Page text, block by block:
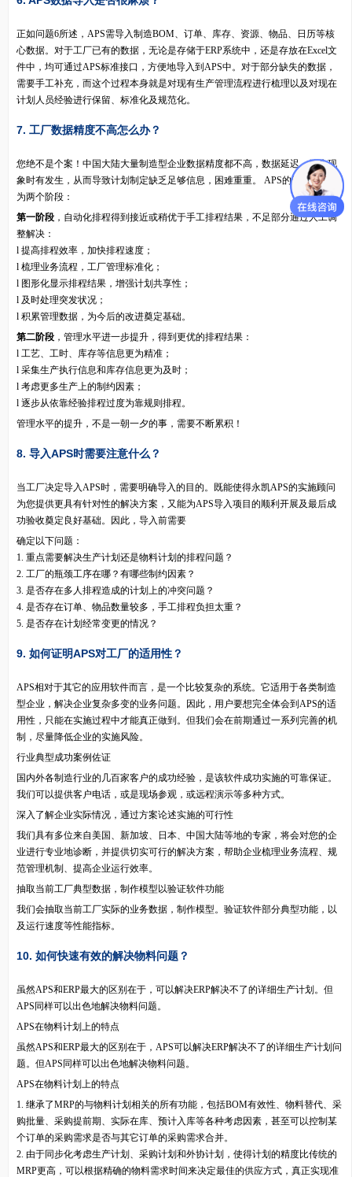
正如问题6所述，APS需导入制造BOM、订单、库存、资源、物品、日历等核
心数据。对于工厂已有的数据，无论是存储于ERP系统中，还是存放在Excel文
件中，均可通过APS标准接口，方便地导入到APS中。对于部分缺失的数据，
需要手工补充，而这个过程本身就是对现有生产管理流程进行梳理以及对现在
计划人员经验进行保留、标准化及规范化。
7. 工厂数据精度不高怎么办？
您绝不是个案！中国大陆大量制造型企业数据精度都不高，数据延迟、缺失现
象时有发生，从而导致计划制定缺乏足够信息，困难重重。 APS的解决之道分
为两个阶段：
第一阶段 ，自动化排程得到接近或稍优于手工排程结果，不足部分通过人工调
整解决：
l 提高排程效率，加快排程速度；
l 梳理业务流程，工厂管理标准化；
l 图形化显示排程结果，增强计划共享性；
l 及时处理突发状况；
l 积累管理数据，为今后的改进奠定基础。
第二阶段 ，管理水平进一步提升，得到更优的排程结果：
l 工艺、工时、库存等信息更为精准；
l 采集生产执行信息和库存信息更为及时；
l 考虑更多生产上的制约因素；
l 逐步从依靠经验排程过度为靠规则排程。
管理水平的提升，不是一朝一夕的事，需要不断累积！
8. 导入APS时需要注意什么？
当工厂决定导入APS时，需要明确导入的目的。既能使得永凯APS的实施顾问
为您提供更具有针对性的解决方案，又能为APS导入项目的顺利开展及最后成
功验收奠定良好基础。因此，导入前需要
确定以下问题：
1. 重点需要解决生产计划还是物料计划的排程问题？
2. 工厂的瓶颈工序在哪？有哪些制约因素？
3. 是否存在多人排程造成的计划上的冲突问题？
4. 是否存在订单、物品数量较多，手工排程负担太重？
5. 是否存在计划经常变更的情况？
9. 如何证明APS对工厂的适用性？
APS相对于其它的应用软件而言，是一个比较复杂的系统。它适用于各类制造
型企业，解决企业复杂多变的业务问题。因此，用户要想完全体会到APS的适
用性，只能在实施过程中才能真正做到。但我们会在前期通过一系列完善的机
制，尽量降低企业的实施风险。
行业典型成功案例佐证
国内外各制造行业的几百家客户的成功经验，是该软件成功实施的可靠保证。
我们可以提供客户电话，或是现场参观，或远程演示等多种方式。
深入了解企业实际情况，通过方案论述实施的可行性
我们具有多位来自美国、新加坡、日本、中国大陆等地的专家，将会对您的企
业进行专业地诊断，并提供切实可行的解决方案，帮助企业梳理业务流程、规
范管理机制、提高企业运行效率。
抽取当前工厂典型数据，制作模型以验证软件功能
我们会抽取当前工厂实际的业务数据，制作模型。验证软件部分典型功能，以
及运行速度等性能指标。
10. 如何快速有效的解决物料问题？
虽然APS和ERP最大的区别在于，可以解决ERP解决不了的详细生产计划。但
APS同样可以出色地解决物料问题。
APS在物料计划上的特点
虽然APS和ERP最大的区别在于，APS可以解决ERP解决不了的详细生产计划问
题。但APS同样可以出色地解决物料问题。
APS在物料计划上的特点
1. 继承了MRP的与物料计划相关的所有功能，包括BOM有效性、物料替代、采
购批量、采购提前期、实际在库、预计入库等各种考虑因素，甚至可以控制某
个订单的采购需求是否与其它订单的采购需求合并。
2. 由于同步化考虑生产计划、采购计划和外协计划，使得计划的精度比传统的
MRP更高，可以根据精确的物料需求时间来决定最佳的供应方式，真正实现准